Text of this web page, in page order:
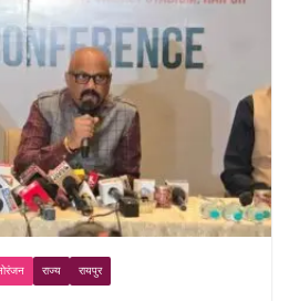
राज्य रायपुर